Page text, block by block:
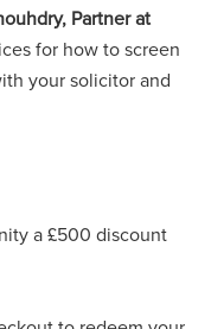
Partner at
for how to screen
your solicitor and
a £500 discount